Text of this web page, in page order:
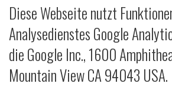
Diese Webseite nutzt
Analysedienstes Google
die Google Inc., 1600
Mountain View CA 94043 USA.